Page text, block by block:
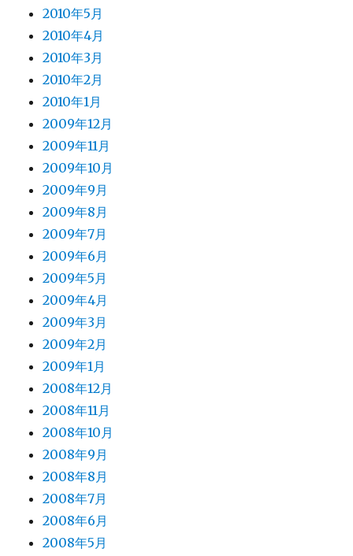
2010年5月
2010年4月
2010年3月
2010年2月
2010年1月
2009年12月
2009年11月
2009年10月
2009年9月
2009年8月
2009年7月
2009年6月
2009年5月
2009年4月
2009年3月
2009年2月
2009年1月
2008年12月
2008年11月
2008年10月
2008年9月
2008年8月
2008年7月
2008年6月
2008年5月